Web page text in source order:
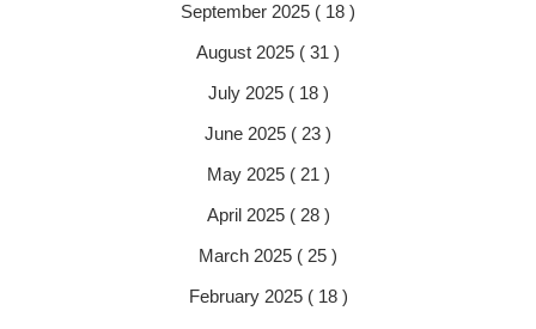
September 2025 ( 18 )
August 2025 ( 31 )
July 2025 ( 18 )
June 2025 ( 23 )
May 2025 ( 21 )
April 2025 ( 28 )
March 2025 ( 25 )
February 2025 ( 18 )